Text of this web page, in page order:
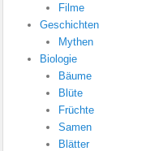
Filme
Geschichten
Mythen
Biologie
Bäume
Blüte
Früchte
Samen
Blätter